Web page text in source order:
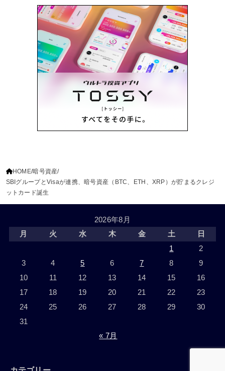
HOME 暗号資産
SBIグループとVisaが連携、暗号資産（BTC、ETH、XRP）が貯まるクレジ
ットカード誕生
2026年8月
月
火 水 木 金 土
日
1
2
3
4 5 6 7 8
9
10
11 12 13 14 15
16
17
18 19 20 21 22
23
24
25 26 27 28 29
30
31
« 7月